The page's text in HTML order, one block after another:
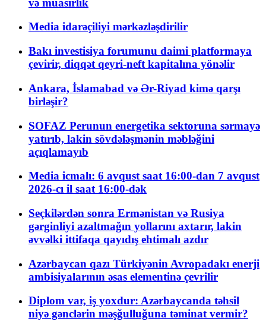
Media idarəçiliyi mərkəzləşdirilir
Bakı investisiya forumunu daimi platformaya
çevirir, diqqət qeyri-neft kapitalına yönəlir
Ankara, İslamabad və Ər-Riyad kimə qarşı
birləşir?
SOFAZ Perunun energetika sektoruna sərmayə
yatırıb, lakin sövdələşmənin məbləğini
açıqlamayıb
Media icmalı: 6 avqust saat 16:00-dan 7 avqust
2026-cı il saat 16:00-dək
Seçkilərdən sonra Ermənistan və Rusiya
gərginliyi azaltmağın yollarını axtarır, lakin
əvvəlki ittifaqa qayıdış ehtimalı azdır
Azərbaycan qazı Türkiyənin Avropadakı enerji
ambisiyalarının əsas elementinə çevrilir
Diplom var, iş yoxdur: Azərbaycanda təhsil
niyə gənclərin məşğulluğuna təminat vermir?